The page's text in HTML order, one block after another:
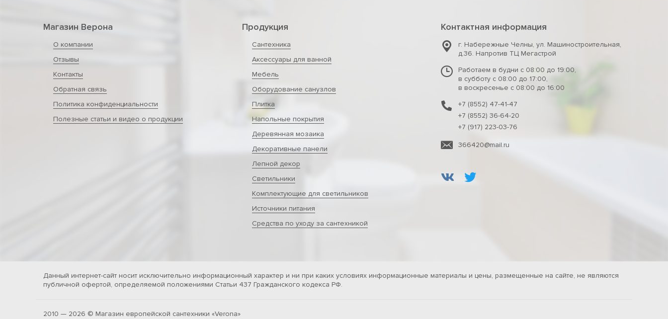
Магазин Верона
О компании
Отзывы
Контакты
Обратная связь
Политика конфиденциальности
Полезные статьи и видео о продукции
Продукция
Сантехника
Аксессуары для ванной
Мебель
Оборудование санузлов
Плитка
Напольные покрытия
Деревянная мозаика
Декоративные панели
Лепной декор
Светильники
Комплектующие для светильников
Источники питания
Средства по уходу за сантехникой
Контактная информация
г. Набережные Челны, ул. Машиностроительная,
д.36. Напротив ТЦ Мегастрой
Работаем в будни с 08:00 до 19:00,
в субботу с 08:00 до 17:00,
в воскресенье с 08:00 до 16:00
+7 (8552) 47-41-47
+7 (8552) 36-64-20
+7 (917) 223-03-76
366420@mail.ru
Данный интернет-сайт носит исключительно информационный характер и ни при каких условиях информационные материалы и цены, размещенные на сайте, не являются
публичной офертой, определяемой положениями Статьи 437 Гражданского кодекса РФ.
2010 — 2026 © Магазин европейской сантехники «Verona»